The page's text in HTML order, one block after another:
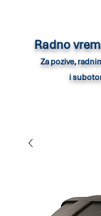
Radno
Za pozive,
i